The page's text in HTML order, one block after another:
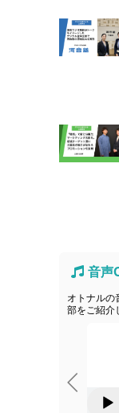
音声
オトナルの
部をご紹介